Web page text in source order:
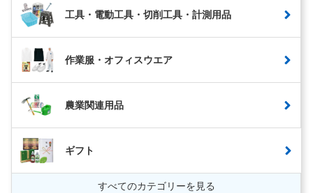
工具・電動工具・切削工具・計測用品
作業服・オフィスウエア
農業関連用品
ギフト
すべてのカテゴリーを見る